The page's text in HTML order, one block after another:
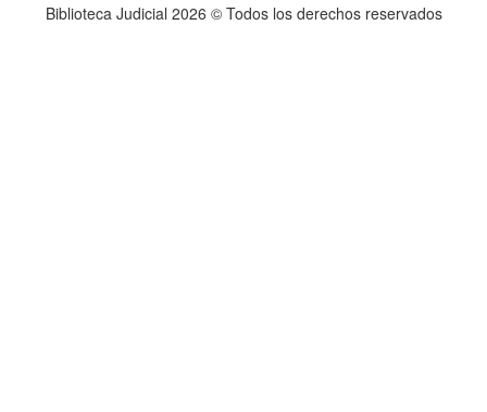
Biblioteca Judicial 2026 © Todos los derechos reservados